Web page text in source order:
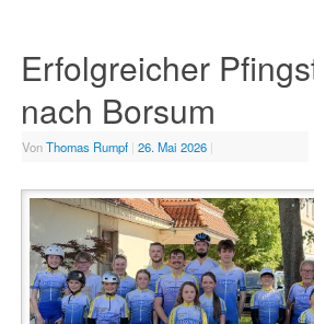
Erfolgreicher
nach Borsum
VonThomas Rumpf | 26. Mai 2026 |